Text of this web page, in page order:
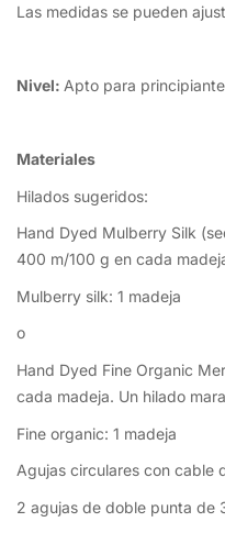
Las medidas se pueden
Nivel: Apto para
Materiales
Hilados sugeridos:
Hand Dyed Mulberry Silk
400 m/100 g en cada
Mulberry silk: 1 madeja
o
Hand Dyed Fine Organic
cada madeja. Un hilado
Fine organic: 1 madeja
Agujas circulares con cable
2 agujas de doble punta de